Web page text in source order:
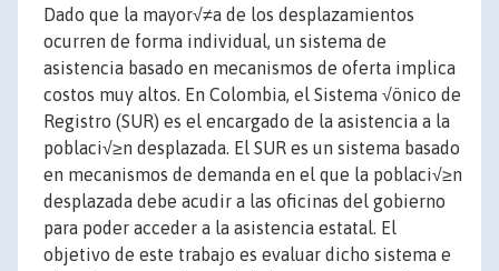
Dado que la mayor√≠a de los desplazamientos
ocurren de forma individual, un sistema de
asistencia basado en mecanismos de oferta implica
costos muy altos. En Colombia, el Sistema √önico de
Registro (SUR) es el encargado de la asistencia a la
poblaci√≥n desplazada. El SUR es un sistema basado
en mecanismos de demanda en el que la poblaci√≥n
desplazada debe acudir a las oficinas del gobierno
para poder acceder a la asistencia estatal. El
objetivo de este trabajo es evaluar dicho sistema e